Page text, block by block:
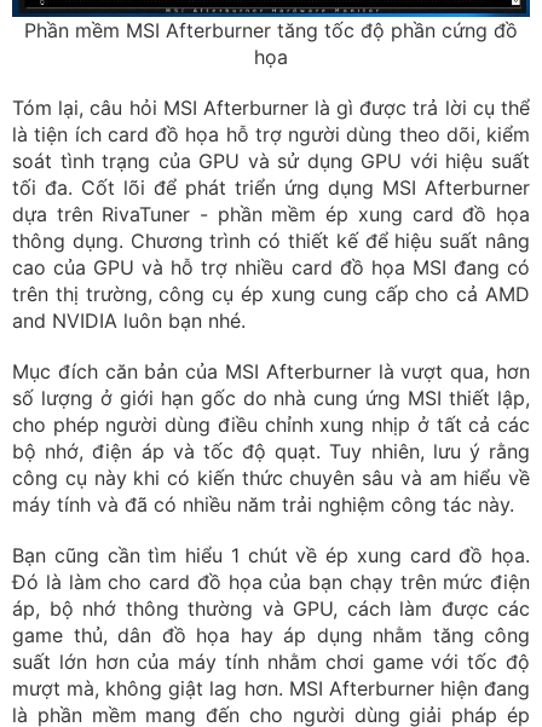
Phần mềm MSI Afterburner tăng tốc độ phần cứng đồ
họa
Tóm lại, câu hỏi MSI Afterburner là gì được trả lời cụ thể
là tiện ích card đồ họa hỗ trợ người dùng theo dõi, kiểm
soát tình trạng của GPU và sử dụng GPU với hiệu suất
tối đa. Cốt lõi để phát triển ứng dụng MSI Afterburner
dựa trên RivaTuner - phần mềm ép xung card đồ họa
thông dụng. Chương trình có thiết kế để hiệu suất nâng
cao của GPU và hỗ trợ nhiều card đồ họa MSI đang có
trên thị trường, công cụ ép xung cung cấp cho cả AMD
and NVIDIA luôn bạn nhé.
Mục đích căn bản của MSI Afterburner là vượt qua, hơn
số lượng ở giới hạn gốc do nhà cung ứng MSI thiết lập,
cho phép người dùng điều chỉnh xung nhịp ở tất cả các
bộ nhớ, điện áp và tốc độ quạt. Tuy nhiên, lưu ý rằng
công cụ này khi có kiến thức chuyên sâu và am hiểu về
máy tính và đã có nhiều năm trải nghiệm công tác này.
Bạn cũng cần tìm hiểu 1 chút về ép xung card đồ họa.
Đó là làm cho card đồ họa của bạn chạy trên mức điện
áp, bộ nhớ thông thường và GPU, cách làm được các
game thủ, dân đồ họa hay áp dụng nhằm tăng công
suất lớn hơn của máy tính nhằm chơi game với tốc độ
mượt mà, không giật lag hơn. MSI Afterburner hiện đang
là phần mềm mang đến cho người dùng giải pháp ép